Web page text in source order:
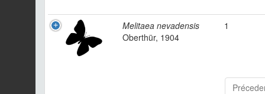
Melitaea nevadensis
Oberthür, 1904
1